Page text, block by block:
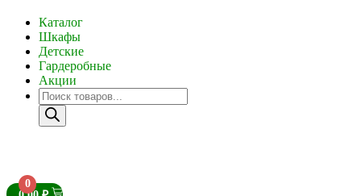
Каталог
Шкафы
Детские
Гардеробные
Акции
0